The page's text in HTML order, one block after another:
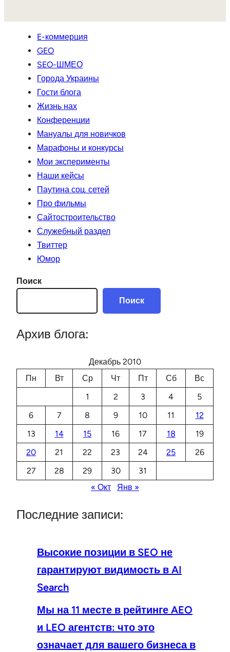
E-коммерция
GEO
SEO-ШМЕО
Города Украины
Гости блога
Жизнь нах
Конференции
Мануалы для новичков
Марафоны и конкурсы
Мои эксперименты
Наши кейсы
Паутина соц. сетей
Про фильмы
Сайтостроительство
Служебный раздел
Твиттер
Юмор
Поиск
Поиск
Архив блога:
Декабрь 2010
Пн
Вт Ср Чт Пт Сб
Вс
1
2 3 4
5
6
7 8 9 10 11
12
13
14 15 16 17 18
19
20
21 22 23 24 25
26
27
28 29 30
31
« Окт
Янв »
Последние записи:
Высокие позиции в SEO не
гарантируют видимость в AI
Search
Мы на 11 месте в рейтинге AEO
и LEO агентств: что это
означает для вашего бизнеса в